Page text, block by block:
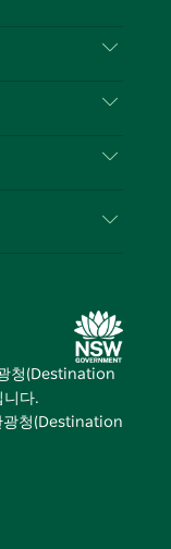
스
NSW) 미디
청(Destination
니다.
광청(Destination